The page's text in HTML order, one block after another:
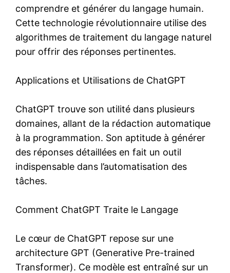
comprendre et générer du langage humain.
Cette technologie révolutionnaire utilise des
algorithmes de traitement du langage naturel
pour offrir des réponses pertinentes.
Applications et Utilisations de ChatGPT
ChatGPT trouve son utilité dans plusieurs
domaines, allant de la rédaction automatique
à la programmation. Son aptitude à générer
des réponses détaillées en fait un outil
indispensable dans l’automatisation des
tâches.
Comment ChatGPT Traite le Langage
Le cœur de ChatGPT repose sur une
architecture GPT (Generative Pre-trained
Transformer). Ce modèle est entraîné sur un